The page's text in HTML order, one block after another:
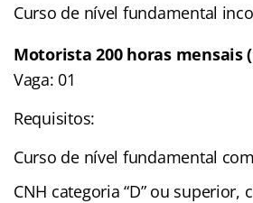
Curso de nível fundamental
Motorista 200 horas mensais
Vaga: 01
Requisitos:
Curso de nível fundamental
CNH categoria “D” ou superior,